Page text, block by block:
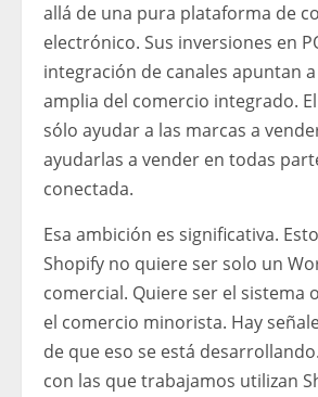
allá de una pura plataforma de
electrónico. Sus inversiones en
integración de canales apuntan
amplia del comercio integrado.
sólo ayudar a las marcas a
ayudarlas a vender en todas
conectada.
Esa ambición es significativa.
Shopify no quiere ser solo un
comercial. Quiere ser el sistema
el comercio minorista. Hay
de que eso se está
con las que trabajamos utilizan